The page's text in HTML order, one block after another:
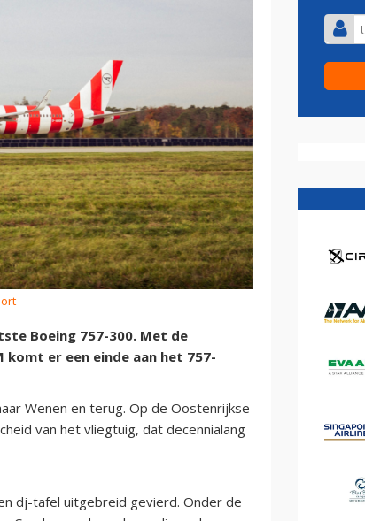
Boeing 757-300. Met de
er een einde aan het 757-
Wenen en terug. Op de Oostenrijkse
van het vliegtuig, dat decennialang
dj-tafel uitgebreid gevierd. Onder de